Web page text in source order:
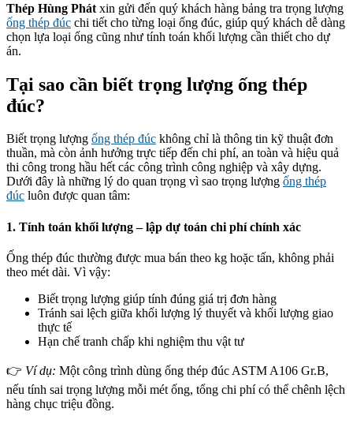
Thép Hùng Phát xin gửi đến quý khách hàng bảng tra trọng lượng
ống thép đúc chi tiết cho từng loại ống đúc, giúp quý khách dễ dàng
chọn lựa loại ống cũng như tính toán khối lượng cần thiết cho dự
án.
Tại sao cần biết trọng lượng ống thép
đúc?
Biết trọng lượng ống thép đúc không chỉ là thông tin kỹ thuật đơn
thuần, mà còn ảnh hưởng trực tiếp đến chi phí, an toàn và hiệu quả
thi công trong hầu hết các công trình công nghiệp và xây dựng.
Dưới đây là những lý do quan trọng vì sao trọng lượng ống thép
đúc luôn được quan tâm:
1. Tính toán khối lượng – lập dự toán chi phí chính xác
Ống thép đúc thường được mua bán theo kg hoặc tấn, không phải
theo mét dài. Vì vậy:
Biết trọng lượng giúp tính đúng giá trị đơn hàng
Tránh sai lệch giữa khối lượng lý thuyết và khối lượng giao
thực tế
Hạn chế tranh chấp khi nghiệm thu vật tư
👉 Ví dụ: Một công trình dùng ống thép đúc ASTM A106 Gr.B,
nếu tính sai trọng lượng mỗi mét ống, tổng chi phí có thể chênh lệch
hàng chục triệu đồng.